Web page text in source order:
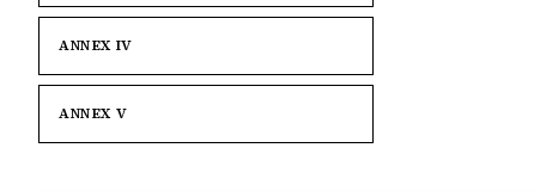
ANNEX IV
ANNEX V